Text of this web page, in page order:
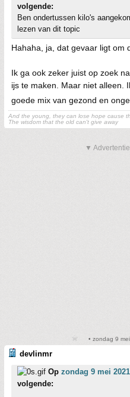
volgende:
Ben ondertussen kilo's
lezen van dit topic
Hahaha, ja, dat gevaar ligt om
Ik ga ook zeker juist op zoek
ijs te maken. Maar niet alleen.
goede mix van gezond en
And the young, they can lose hope cause
The wisdom that the old can't give away
▼
• zondag 9
devlinmr
Op zondag 9 mei
volgende: